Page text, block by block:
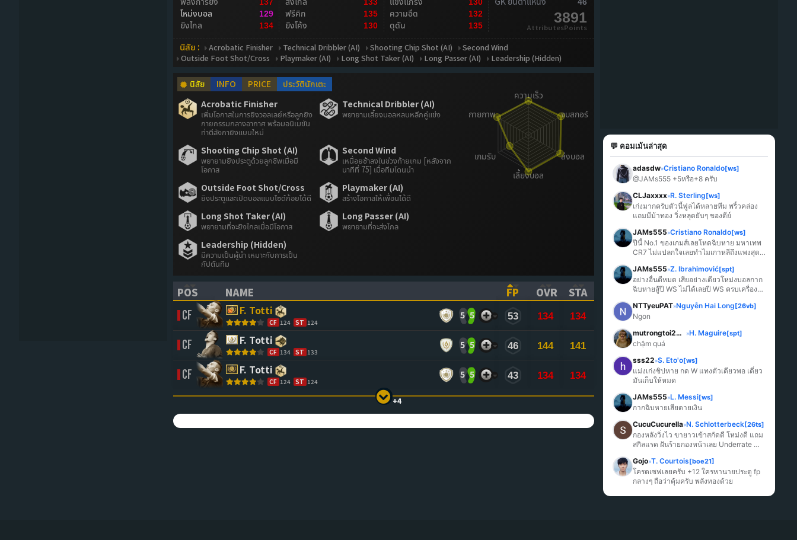
โหม่งบอล 129
ยิงไกล 134
ฟรีคิก 135
ยิงโค้ง 130
ความอึด 132
ดุดัน 135 3891
AttributesPoints
นิสัย : Acrobatic Finisher Technical Dribbler (AI) Shooting Chip Shot (AI)
Second Wind
Outside Foot Shot/Cross
Playmaker (AI) Long Shot Taker (AI) Long Passer (AI) Leadership (Hidden)
นิสัย INFO PRICE
ประวัตินักเตะ
Acrobatic Finisher
เพิ่มโอกาสในการยิงวอลเลย์หรือลูกยิง
กายกรรมกลางอากาศ พร้อมอนิเมชัน
ท่าตีลังกายิงแบบใหม่
Technical Dribbler (AI)
พยายามเลี้ยงบอลหลบหลีกคู่แข่ง
Shooting Chip Shot (AI)
พยายามยิงประตูด้วยลูกชิพเมื่อมี
โอกาส
Second Wind
เหนื่อยช้าลงในช่วงท้ายเกม [หลังจาก
นาทีที่ 75] เมื่อทีมโดนนำ
Outside Foot Shot/Cross
ยิงประตูและเปิดบอลแบบไซด์ก้อยได้ดี
Playmaker (AI)
สร้างโอกาสให้เพื่อนได้ดี
Long Shot Taker (AI)
พยายามที่จะยิงไกลเมื่อมีโอกาส
Long Passer (AI)
พยายามที่จะส่งไกล
Leadership (Hidden)
มีความเป็นผู้นำ เหมาะกับการเป็น
กัปตันทีม
POS
(CLICK TO SORT ASCENDING)
NAME
(CLICK TO SORT ASCENDING)
FP
(CLICK TO SORT ASCENDING)
OVR
(CLICK TO SORT ASCENDING)
STA
(CLICK TO SORT ASCENDING)
CF F. Totti
CF 124 ST 124
5 5 53 134 134
CF F. Totti
CF 134 ST 133
5 5 46 144 141
CF F. Totti
CF 124 ST 124
5 5 43 134 134
+4
💬 คอมเม้นล่าสุด
adasdw»Cristiano Ronaldo[ws]
@JAMs555 +5หรือ+8 ครับ
CLJaxxxx»R. Sterling[ws]
เก่งมากครับตัวนี้ฟูลได้หลายทีม พริ้วคล่อง
แถมมีม้าทอง วิ่งหลุดยับๆ ของดีย์
JAMs555»Cristiano Ronaldo[ws]
ปีนี้ No.1 ของเกมส์เลยโหดฉิบหาย มหาเทพ
CR7 ไม่แปลกใจเลยทำไมเกาหลีถึงแพงสุด
JAMs555»Z. Ibrahimović[spt]
อย่างอื่นดีหมด เสียอย่างเดียวโหม่งบอลกาก
ฉิบหายสู้ปี WS ไม่ได้เลยปี WS ครบเครื่อง
NTTyeuPAT»Nguyễn Hai Long[26vb]
Ngon
mutrongtoi2027
»H. Maguire[spt]
chậm quá
sss22»S. Eto'o[ws]
แม่งเก่งชิปหาย กด W แทงตัวเดียวพอ เดี๋ยว
มันเก็บให้หมด
JAMs555»L. Messi[ws]
กากฉิบหายเสียดายเงิน
CucuCucurella»N. Schlotterbeck[26ts]
กองหลังวิ่งไว ขายาวเข้าสกัดดี โหม่งดี แถม
สกิลแรด ฝันร้ายกองหน้าเลย Underrate
Gojo»T. Courtois[boe21]
โครตเซฟเลยครับ +12 ใครหานายประตู fp
กลางๆ ถือว่าคุ้มครับ พลังทองด้วย